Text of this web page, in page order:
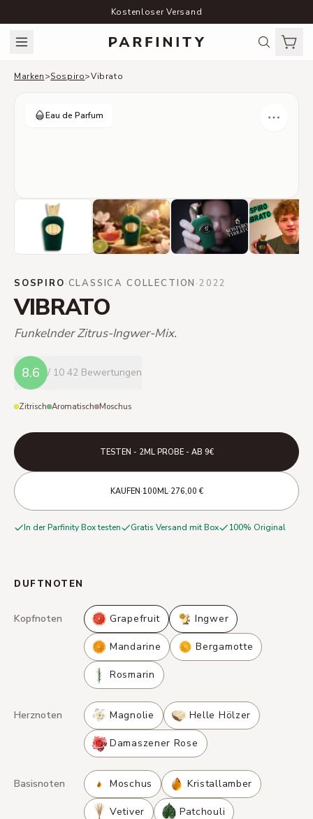
Kostenloser Versand
Marken>Sospiro>Vibrato
Eau de Parfum
SOSPIRO·CLASSICA COLLECTION ·2022
VIBRATO
Funkelnder Zitrus-Ingwer-Mix.
8.6 / 10 42 Bewertungen
Zitrisch Aromatisch Moschus
TESTEN - 2ML PROBE - AB 9€
KAUFEN·100ML·276,00 €
In der Parfinity Box testen Gratis Versand mit Box 100% Original
DUFTNOTEN
Kopfnoten Grapefruit Ingwer
Mandarine Bergamotte
Rosmarin
Herznoten Magnolie Helle Hölzer
Damaszener Rose
Basisnoten Moschus Kristallamber
Vetiver Patchouli